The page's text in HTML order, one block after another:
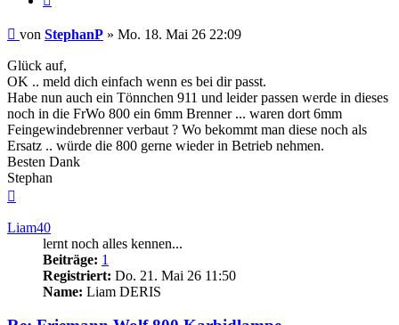
Beitrag
von StephanP » Mo. 18. Mai 26 22:09
Glück auf,
OK .. meld dich einfach wenn es bei dir passt.
Habe nun auch ein Tönnchen 911 und leider passen werde in dieses
noch in die FrWo 800 ein 6mm Brenner ... waren dort 6mm
Feingewindebrenner verbaut ? Wo bekommt man diese noch als
Ersatz .. würde die 800 gerne wieder in Betrieb nehmen.
Besten Dank
Stephan
Liam40
lernt noch alles kennen...
Beiträge: 1
Registriert: Do. 21. Mai 26 11:50
Name: Liam DERIS